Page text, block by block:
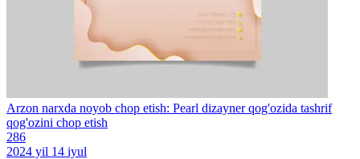
Arzon narxda noyob chop etish: Pearl dizayner qog'ozida tashrif
qog'ozini chop etish
286
2024 yil 14 iyul